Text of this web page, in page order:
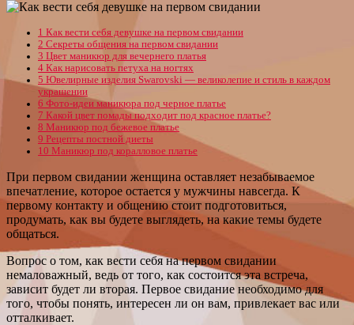
1 Как вести себя девушке на первом свидании
2 Секреты общения на первом свидании
3 Цвет маникюр для вечернего платья
4 Как нарисовать петуха на ногтях
5 Ювелирные изделия Swarovski — великолепие и стиль в каждом
украшении
6 Фото-идеи маникюра под черное платье
7 Какой цвет помады подходит под красное платье?
8 Маникюр под бежевое платье
9 Рецепты постной диеты
10 Маникюр под коралловое платье
При первом свидании женщина оставляет незабываемое
впечатление, которое остается у мужчины навсегда. К
первому контакту и общению стоит подготовиться,
продумать, как вы будете выглядеть, на какие темы будете
общаться.
Вопрос о том, как вести себя на первом свидании
немаловажный, ведь от того, как состоится эта встреча,
зависит будет ли вторая. Первое свидание необходимо для
того, чтобы понять, интересен ли он вам, привлекает вас или
отталкивает.